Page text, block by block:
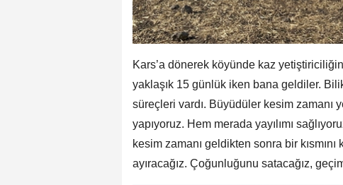
Kars’a dönerek köyünde kaz
yaklaşık 15 günlük iken bana geldiler.
süreçleri vardı. Büyüdüler kesim
yapıyoruz. Hem merada yayılımı
kesim zamanı geldikten sonra bir
ayıracağız. Çoğunluğunu satacağız,